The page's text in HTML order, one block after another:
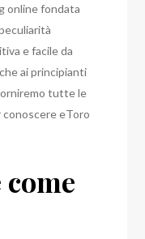
online fondata
e facile da
ai principianti
tutte le
conoscere eToro
come